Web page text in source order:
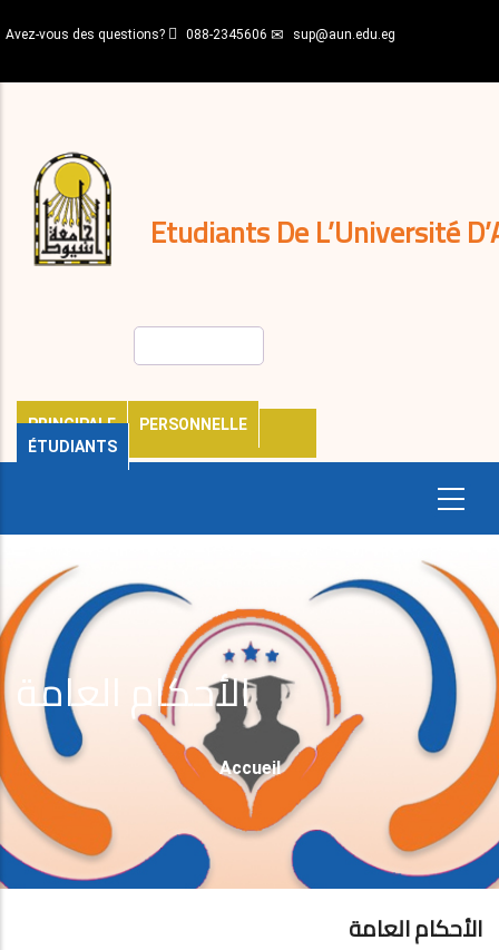
au
principal
Avez-vous des questions? 088-2345606 sup@aun.edu.eg
Etudiants De L’Université
PRINCIPALE
PERSONNELLE
ÉTUDIANTS
décisions
Expatriés
Journal
الأحكام العامة
Fil
D'Ariane
Accueil
الأحكام العامة